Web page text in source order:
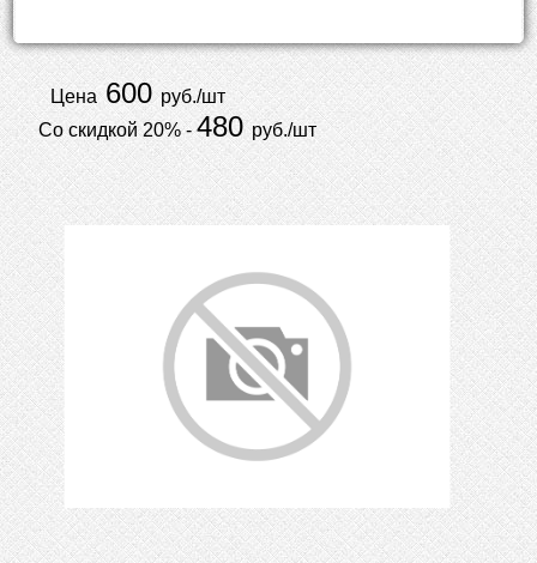
Цена600руб./шт
Со скидкой 20% -480руб./шт